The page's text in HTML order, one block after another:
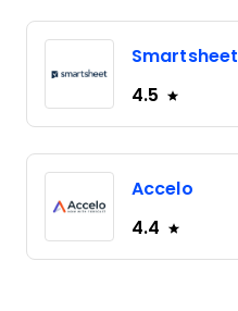
Smartsheet
4.5
Accelo
4.4